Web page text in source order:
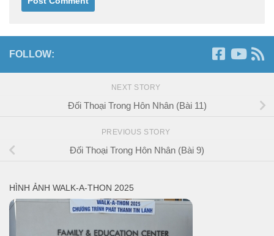
FOLLOW:
NEXT STORY
Đối Thoại Trong Hôn Nhân (Bài 11)
PREVIOUS STORY
Đối Thoại Trong Hôn Nhân (Bài 9)
HÌNH ẢNH WALK-A-THON 2025